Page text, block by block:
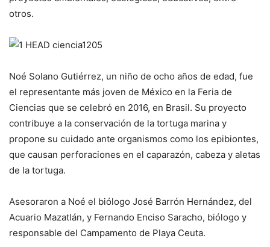
otros.
Noé Solano Gutiérrez, un niño de ocho años de edad, fue
el representante más joven de México en la Feria de
Ciencias que se celebró en 2016, en Brasil. Su proyecto
contribuye a la conservación de la tortuga marina y
propone su cuidado ante organismos como los epibiontes,
que causan perforaciones en el caparazón, cabeza y aletas
de la tortuga.
Asesoraron a Noé el biólogo José Barrón Hernández, del
Acuario Mazatlán, y Fernando Enciso Saracho, biólogo y
responsable del Campamento de Playa Ceuta.